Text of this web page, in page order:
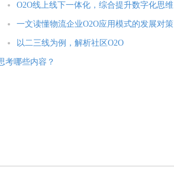
O2O线上线下一体化，综合提升数字化思维
一文读懂物流企业O2O应用模式的发展对策
以二三线为例，解析社区O2O
考哪些内容？